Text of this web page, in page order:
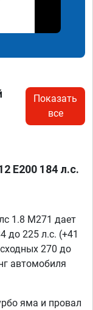
Показать
все
E200 184 л.с.
1.8 M271 дает
до 225 л.с. (+41
270 до
автомобиля
яма и провал